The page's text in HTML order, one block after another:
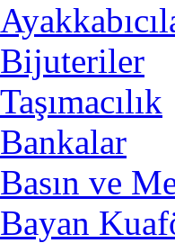
Bijuteriler
Taşımacılık
Bankalar
Basın ve
Bayan